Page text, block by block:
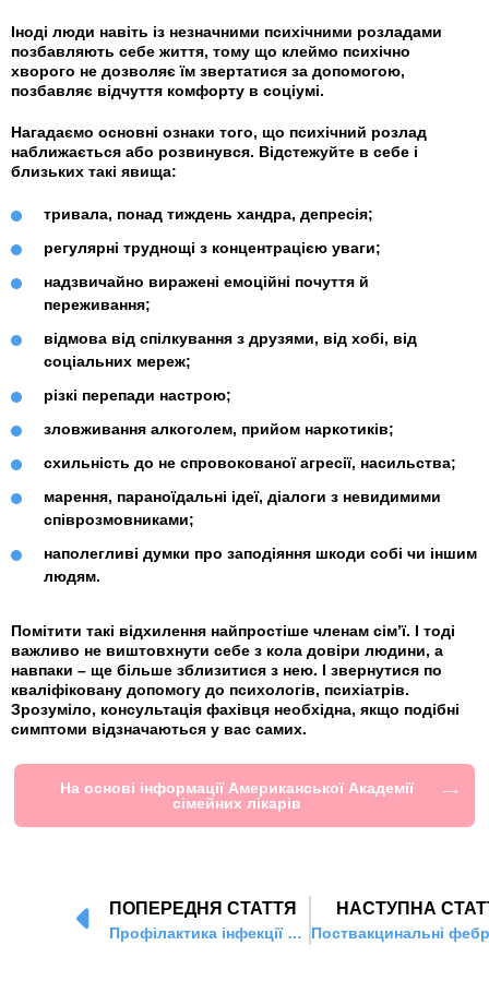
Іноді люди навіть із незначними психічними розладами
позбавляють себе життя, тому що клеймо психічно
хворого не дозволяє їм звертатися за допомогою,
позбавляє відчуття комфорту в соціумі.
Нагадаємо основні ознаки того, що психічний розлад
наближається або розвинувся. Відстежуйте в себе і
близьких такі явища:
тривала, понад тиждень хандра, депресія;
регулярні труднощі з концентрацією уваги;
надзвичайно виражені емоційні почуття й
переживання;
відмова від спілкування з друзями, від хобі, від
соціальних мереж;
різкі перепади настрою;
зловживання алкоголем, прийом наркотиків;
схильність до не спровокованої агресії, насильства;
марення, параноїдальні ідеї, діалоги з невидимими
співрозмовниками;
наполегливі думки про заподіяння шкоди собі чи іншим
людям.
Помітити такі відхилення найпростіше членам сім’ї. І тоді
важливо не виштовхнути себе з кола довіри людини, а
навпаки – ще більше зблизитися з нею. І звернутися по
кваліфіковану допомогу до психологів, психіатрів.
Зрозуміло, консультація фахівця необхідна, якщо подібні
симптоми відзначаються у вас самих.
На основі інформації Американської Академії
сімейних лікарів
ПОПЕРЕДНЯ СТАТТЯ
Профілактика інфекції стрептокока b у новонароджених
НАСТУПНА